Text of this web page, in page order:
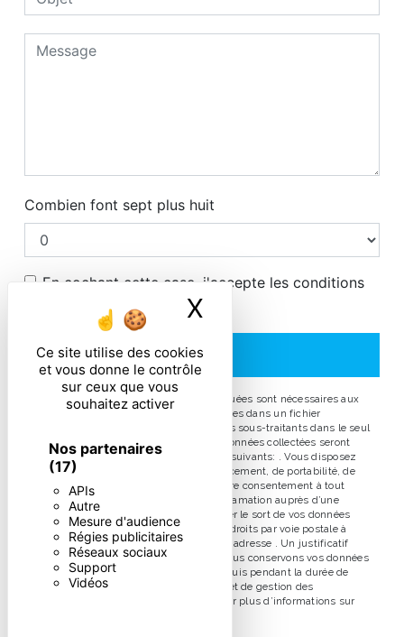
Ce site utilise des cookies
et vous donne le contrôle
sur ceux que vous
souhaitez activer
Nos partenaires
(17)
APIs
Autre
Mesure d'audience
Régies publicitaires
Réseaux sociaux
Support
Vidéos
X
Combien font sept plus huit
En cochant cette case, j'accepte les conditions
particulières ci-dessous **
ENVOYER
** Les données personnelles communiquées sont nécessaires aux
fins de vous contacter et sont enregistrées dans un fichier
informatisé. Elles sont destinées à et ses sous-traitants dans le seul
but de répondre à votre message. Les données collectées seront
communiquées aux seuls destinataires suivants: . Vous disposez
de droits d’accès, de rectification, d’effacement, de portabilité, de
limitation, d’opposition, de retrait de votre consentement à tout
moment et du droit d’introduire une réclamation auprès d’une
autorité de contrôle, ainsi que d’organiser le sort de vos données
post-mortem. Vous pouvez exercer ces droits par voie postale à
l'adresse ou par courrier électronique à l'adresse . Un justificatif
d'identité pourra vous être demandé. Nous conservons vos données
pendant la période de prise de contact puis pendant la durée de
prescription légale aux fins probatoires et de gestion des
contentieux. Consultez le site cnil.fr pour plus d’informations sur